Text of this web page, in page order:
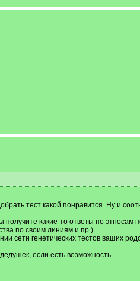
тест какой понравится. Ну и
какие-то ответы по этносам
по своим линиям и пр.).
сети генетических тестов ваших
если есть возможность.